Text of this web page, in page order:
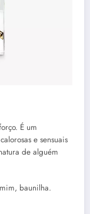
É um
e sensuais
de alguém
baunilha.